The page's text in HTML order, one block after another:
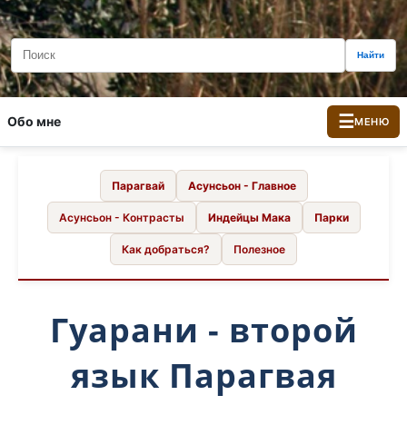
Найти
Обо мне ☰МЕНЮ
Парагвай Асунсьон - Главное
Асунсьон - Контрасты Индейцы Мака Парки
Как добраться? Полезное
Гуарани - второй
язык Парагвая